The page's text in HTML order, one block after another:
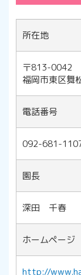
所在地
〒813-0042
福岡市東区舞
電話番号
092-681-
園長
深田 千春
ホームページ
http://